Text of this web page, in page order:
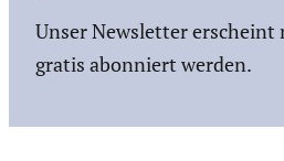
Unser Newsletter
gratis abonniert werden.